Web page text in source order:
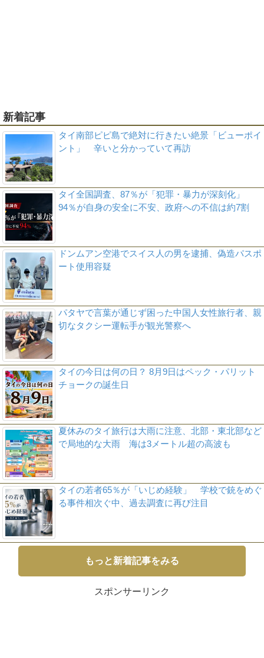
新着記事
タイ南部ピピ島で絶対に行きたい絶景「ビューポイ
ント」 辛いと分かっていて再訪
タイ全国調査、87％が「犯罪・暴力が深刻化」
94％が自身の安全に不安、政府への不信は約7割
ドンムアン空港でスイス人の男を逮捕、偽造パスポ
ート使用容疑
パタヤで言葉が通じず困った中国人女性旅行者、親
切なタクシー運転手が観光警察へ
タイの今日は何の日？ 8月9日はペック・パリット
チョークの誕生日
夏休みのタイ旅行は大雨に注意、北部・東北部など
で局地的な大雨 海は3メートル超の高波も
タイの若者65％が「いじめ経験」 学校で銃をめぐ
る事件相次ぐ中、過去調査に再び注目
もっと新着記事をみる
スポンサーリンク